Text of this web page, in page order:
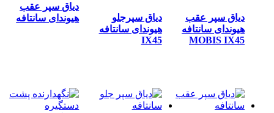
دیاق سپر عقب
هیوندای سانتافه
MOBIS IX45
دیاق سپرجلو
هیوندای سانتافه
IX45
دیاق سپر عقب
هیوندای سانتافه